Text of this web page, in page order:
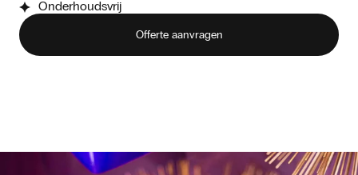
Onderhoudsvrij
Offerte aanvragen